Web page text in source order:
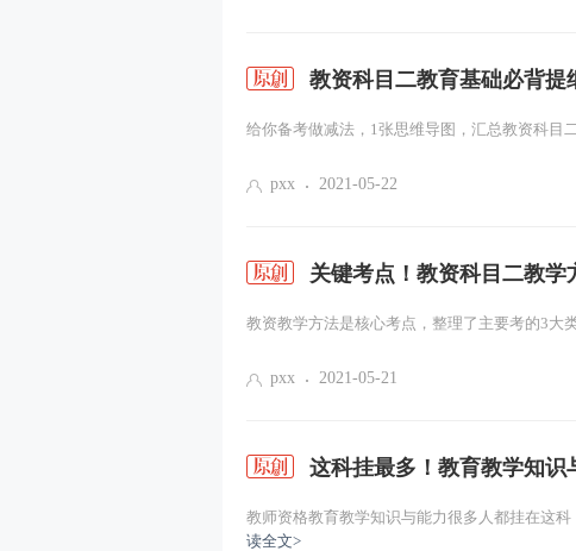
教资科目二教育基础必背提
给你备考做减法，1张思维导图，汇总教资科目
pxx 2021-05-22
关键考点！教资科目二教学
教资教学方法是核心考点，整理了主要考的3大
pxx 2021-05-21
这科挂最多！教育教学知
教师资格教育教学知识与能力很多人都挂在这
读全文>